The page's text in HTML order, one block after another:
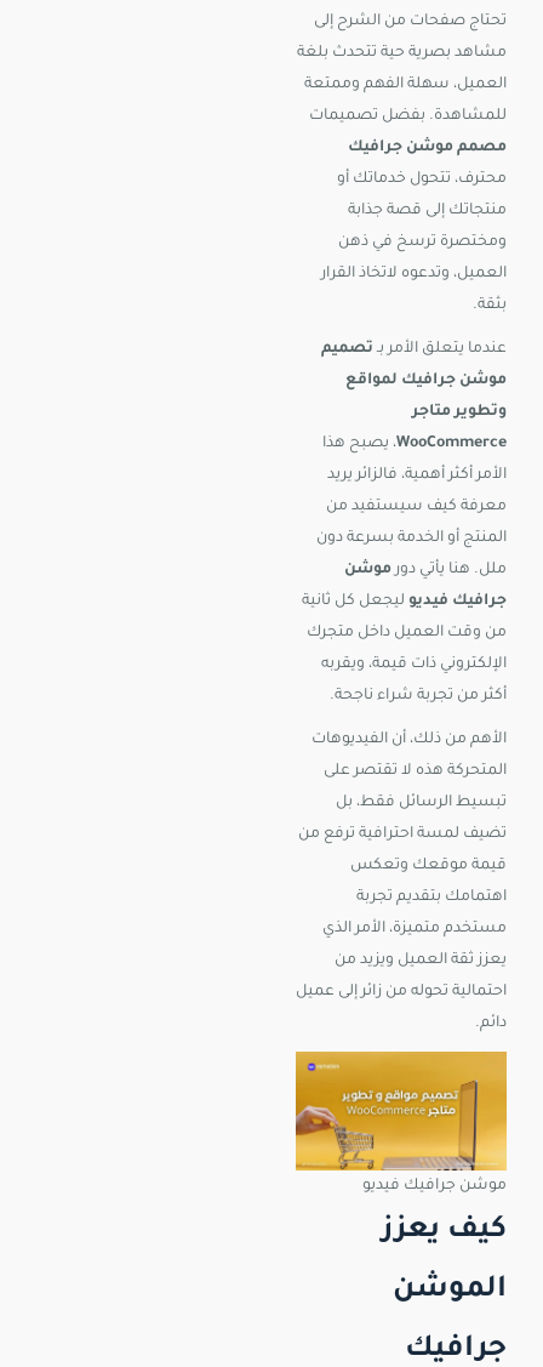
تحتاج صفحات من الشرح إلى
مشاهد بصرية حية تتحدث بلغة
العميل، سهلة الفهم وممتعة
للمشاهدة. بفضل تصميمات
مصمم موشن جرافيك
محترف، تتحول خدماتك أو
منتجاتك إلى قصة جذابة
ومختصرة ترسخ في ذهن
العميل، وتدعوه لاتخاذ القرار
بثقة.
عندما يتعلق الأمر بـ تصميم
موشن جرافيك لمواقع
وتطوير متاجر
WooCommerce، يصبح هذا
الأمر أكثر أهمية، فالزائر يريد
معرفة كيف سيستفيد من
المنتج أو الخدمة بسرعة دون
ملل. هنا يأتي دور موشن
جرافيك فيديو ليجعل كل ثانية
من وقت العميل داخل متجرك
الإلكتروني ذات قيمة، ويقربه
أكثر من تجربة شراء ناجحة.
الأهم من ذلك، أن الفيديوهات
المتحركة هذه لا تقتصر على
تبسيط الرسائل فقط، بل
تضيف لمسة احترافية ترفع من
قيمة موقعك وتعكس
اهتمامك بتقديم تجربة
مستخدم متميزة، الأمر الذي
يعزز ثقة العميل ويزيد من
احتمالية تحوله من زائر إلى عميل
دائم.
موشن جرافيك فيديو
كيف يعزز
الموشن
جرافيك